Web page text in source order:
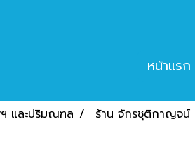
หน้าแรก
และปริมณฑล ร้าน จักรชุติกาญจน์